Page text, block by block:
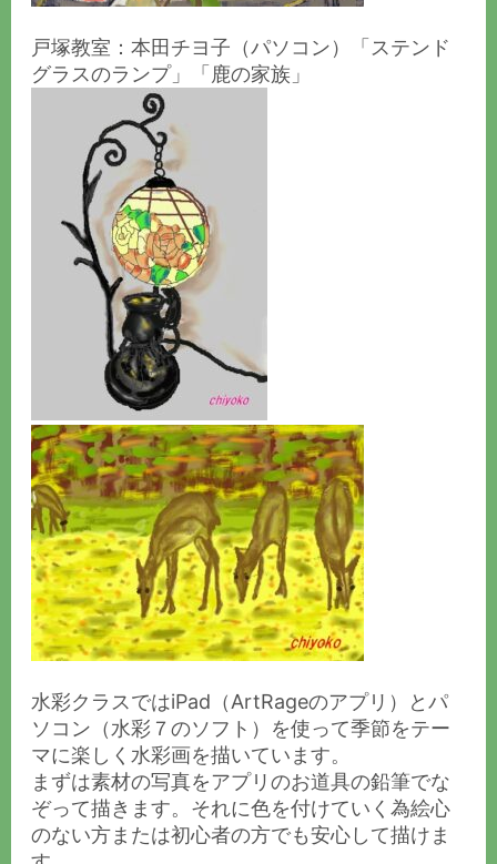
戸塚教室：本田チヨ子（パソコン）「ステンド
グラスのランプ」「鹿の家族」
水彩クラスではiPad（ArtRageのアプリ）とパ
ソコン（水彩７のソフト）を使って季節をテー
マに楽しく水彩画を描いています。
まずは素材の写真をアプリのお道具の鉛筆でな
ぞって描きます。それに色を付けていく為絵心
のない方または初心者の方でも安心して描けま